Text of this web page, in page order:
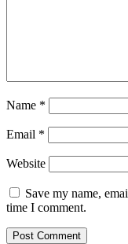
Name *
Email *
Website
Save my name,
time I comment.